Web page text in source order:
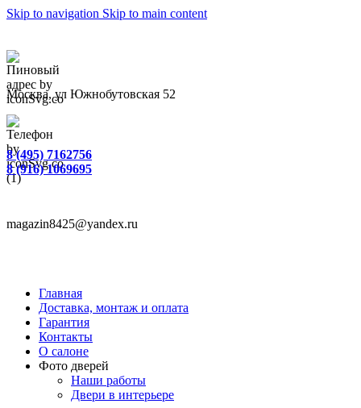
Skip to navigation Skip to main content
Москва, ул Южнобутовская 52
8 (495) 7162756
8 (916) 1069695
magazin8425@yandex.ru
Главная
Доставка, монтаж и оплата
Гарантия
Контакты
О салоне
Фото дверей
Наши работы
Двери в интерьере